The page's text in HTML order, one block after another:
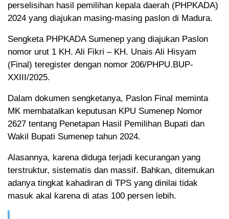
perselisihan hasil pemilihan kepala daerah (PHPKADA)
2024 yang diajukan masing-masing paslon di Madura.
Sengketa PHPKADA Sumenep yang diajukan Paslon
nomor urut 1 KH. Ali Fikri – KH. Unais Ali Hisyam
(Final) teregister dengan nomor 206/PHPU.BUP-
XXIII/2025.
Dalam dokumen sengketanya, Paslon Final meminta
MK membatalkan keputusan KPU Sumenep Nomor
2627 tentang Penetapan Hasil Pemilihan Bupati dan
Wakil Bupati Sumenep tahun 2024.
Alasannya, karena diduga terjadi kecurangan yang
terstruktur, sistematis dan massif. Bahkan, ditemukan
adanya tingkat kahadiran di TPS yang dinilai tidak
masuk akal karena di atas 100 persen lebih.